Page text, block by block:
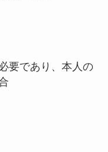
要であり、本人の